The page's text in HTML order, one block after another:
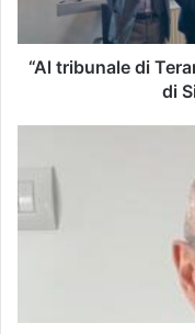
“Al tribunale di
di